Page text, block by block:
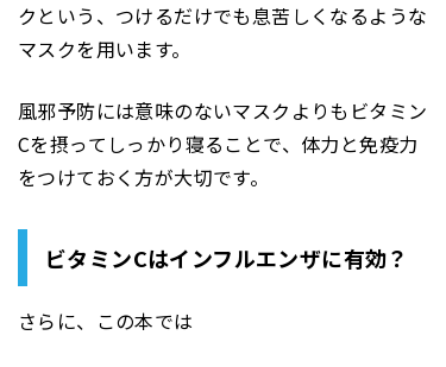
クという、つけるだけでも息苦しくなるような
マスクを用います。
風邪予防には意味のないマスクよりもビタミン
Cを摂ってしっかり寝ることで、体力と免疫力
をつけておく方が大切です。
ビタミンCはインフルエンザに有効？
さらに、この本では